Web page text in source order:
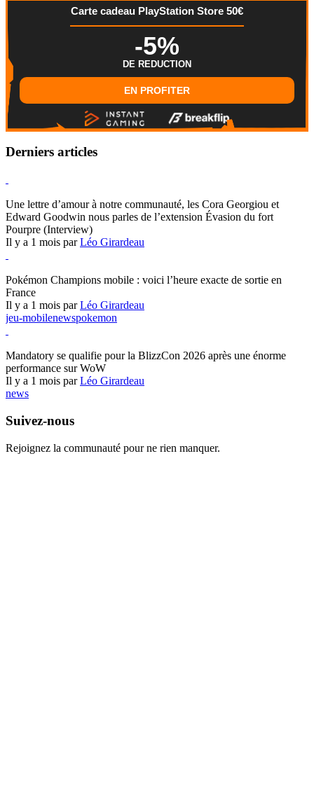
Carte cadeau PlayStation Store 50€
-5%
DE REDUCTION
EN PROFITER
Derniers articles
Une lettre d’amour à notre communauté, les Cora Georgiou et
Edward Goodwin nous parles de l’extension Évasion du fort
Pourpre (Interview)
Il y a 1 mois parLéo Girardeau
Pokémon Champions mobile : voici l’heure exacte de sortie en
France
Il y a 1 mois parLéo Girardeau
jeu-mobilenewspokemon
Mandatory se qualifie pour la BlizzCon 2026 après une énorme
performance sur WoW
Il y a 1 mois parLéo Girardeau
news
Suivez-nous
Rejoignez la communauté pour ne rien manquer.